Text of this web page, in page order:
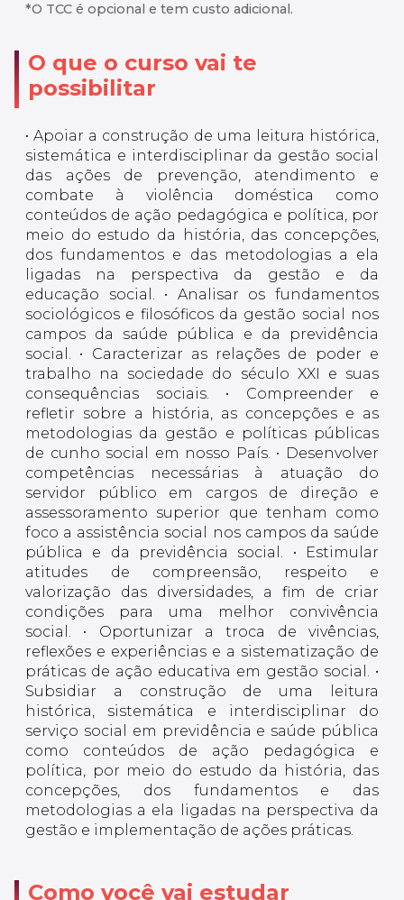
*O TCC é opcional e tem custo adicional.
O que o curso vai te
possibilitar
• Apoiar a construção de uma leitura histórica,
sistemática e interdisciplinar da gestão social
das ações de prevenção, atendimento e
combate à violência doméstica como
conteúdos de ação pedagógica e política, por
meio do estudo da história, das concepções,
dos fundamentos e das metodologias a ela
ligadas na perspectiva da gestão e da
educação social. • Analisar os fundamentos
sociológicos e filosóficos da gestão social nos
campos da saúde pública e da previdência
social. • Caracterizar as relações de poder e
trabalho na sociedade do século XXI e suas
consequências sociais. • Compreender e
refletir sobre a história, as concepções e as
metodologias da gestão e políticas públicas
de cunho social em nosso País. • Desenvolver
competências necessárias à atuação do
servidor público em cargos de direção e
assessoramento superior que tenham como
foco a assistência social nos campos da saúde
pública e da previdência social. • Estimular
atitudes de compreensão, respeito e
valorização das diversidades, a fim de criar
condições para uma melhor convivência
social. • Oportunizar a troca de vivências,
reflexões e experiências e a sistematização de
práticas de ação educativa em gestão social. •
Subsidiar a construção de uma leitura
histórica, sistemática e interdisciplinar do
serviço social em previdência e saúde pública
como conteúdos de ação pedagógica e
política, por meio do estudo da história, das
concepções, dos fundamentos e das
metodologias a ela ligadas na perspectiva da
gestão e implementação de ações práticas.
Como você vai estudar